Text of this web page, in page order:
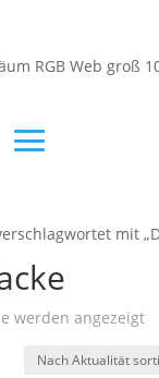
mit
werden angezeigt